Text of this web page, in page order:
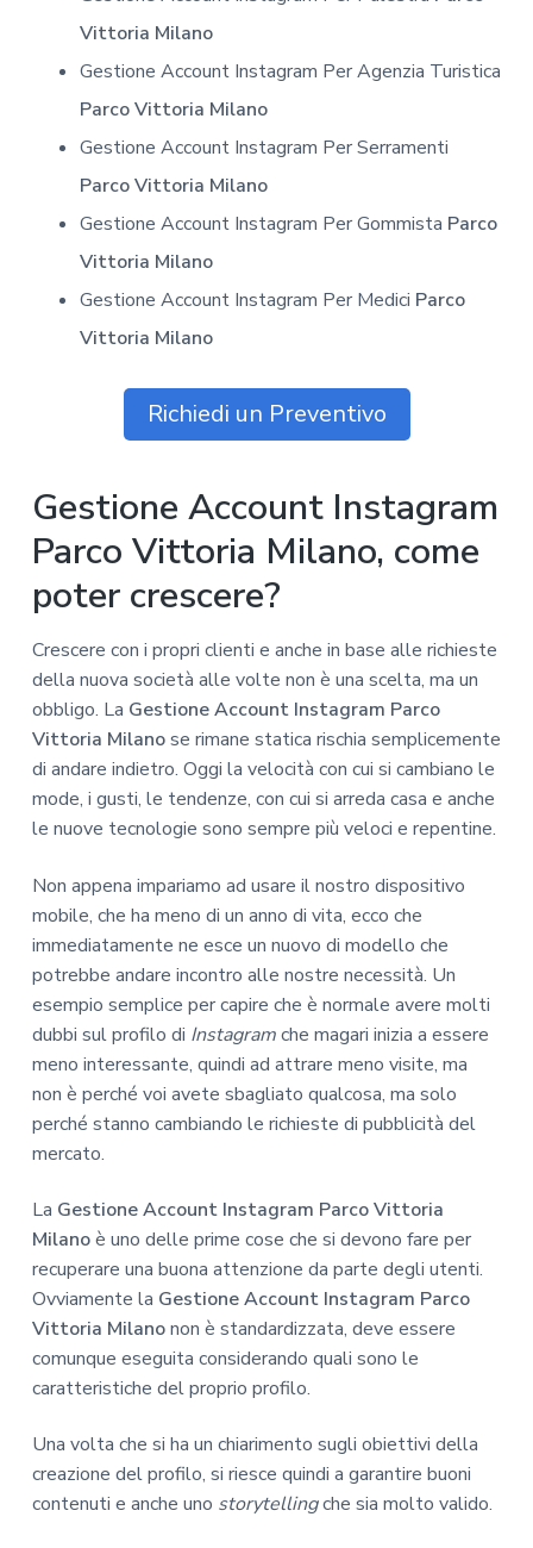
Vittoria Milano
Gestione Account Instagram Per Agenzia Turistica
Parco Vittoria Milano
Gestione Account Instagram Per Serramenti
Parco Vittoria Milano
Gestione Account Instagram Per Gommista Parco
Vittoria Milano
Gestione Account Instagram Per Medici Parco
Vittoria Milano
Richiedi un Preventivo
Gestione Account Instagram
Parco Vittoria Milano, come
poter crescere?
Crescere con i propri clienti e anche in base alle richieste
della nuova società alle volte non è una scelta, ma un
obbligo. La Gestione Account Instagram Parco
Vittoria Milanose rimane statica rischia semplicemente
di andare indietro. Oggi la velocità con cui si cambiano le
mode, i gusti, le tendenze, con cui si arreda casa e anche
le nuove tecnologie sono sempre più veloci e repentine.
Non appena impariamo ad usare il nostro dispositivo
mobile, che ha meno di un anno di vita, ecco che
immediatamente ne esce un nuovo di modello che
potrebbe andare incontro alle nostre necessità. Un
esempio semplice per capire che è normale avere molti
dubbi sul profilo di Instagramche magari inizia a essere
meno interessante, quindi ad attrare meno visite, ma
non è perché voi avete sbagliato qualcosa, ma solo
perché stanno cambiando le richieste di pubblicità del
mercato.
La Gestione Account Instagram Parco Vittoria
Milanoè uno delle prime cose che si devono fare per
recuperare una buona attenzione da parte degli utenti.
Ovviamente la Gestione Account Instagram Parco
Vittoria Milanonon è standardizzata, deve essere
comunque eseguita considerando quali sono le
caratteristiche del proprio profilo.
Una volta che si ha un chiarimento sugli obiettivi della
creazione del profilo, si riesce quindi a garantire buoni
contenuti e anche uno storytellingche sia molto valido.